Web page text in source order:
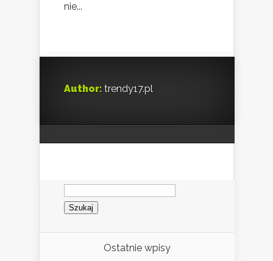
nie...
Author: trendy17.pl
Szukaj:
Ostatnie wpisy